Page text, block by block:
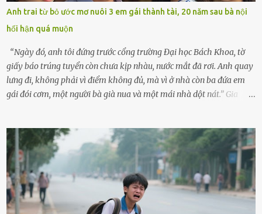
lòng cũng rộn ràng. Bà vốn ít có dịp đi xa vì còn bận buôn bán ở chợ,
nên lần này cũng đành ở nhà. Thảo ôm chầm lấy mẹ trước khi đi:
“Con sẽ nhặt thật nhiều vỏ sò cho mẹ nhé!” Chiếc xe khách lăn
bánh rời khỏi bến...
Anh trai từ bỏ ước mơ nuôi 3 em gái thành tài, 20 năm sau bà nội
hối hận quá muộn
“Ngày đó, anh tôi đứng trước cổng trường Đại học Bách Khoa, tờ
giấy báo trúng tuyển còn chưa kịp nhàu, nước mắt đã rơi. Anh quay
lưng đi, không phải vì điểm không đủ, mà vì ở nhà còn ba đứa em
gái đói cơm, một người bà già nua và một mái nhà dột nát.” Gia
có tin tức. Mọi gánh nặng đổ dồn lên đôi vai gầy guộc của bà nội –
cụ Nguyễn Thị Đào – và cậu con trai cả là Trí, lúc đó mới chỉ 17 tuổi.
Trí là học sinh giỏi toàn huyện, học lớp 12 nhưng đã biết làm ruộng,
làm thuê, biết đi cày thuê từ 4h sáng rồi lại tất tả về đi học. Người
trong làng thương lắm, bảo: “Thằng Trí học giỏi mà hiền, sau này
nên ông này bà nọ đó!” Trí có ba cô em gái: Mai, Lan và Hương – ba